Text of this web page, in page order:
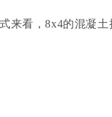
来看，8x4的混凝